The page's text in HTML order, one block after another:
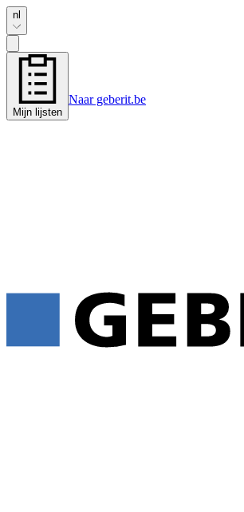
nl
Mijn lijsten
Naar geberit.be